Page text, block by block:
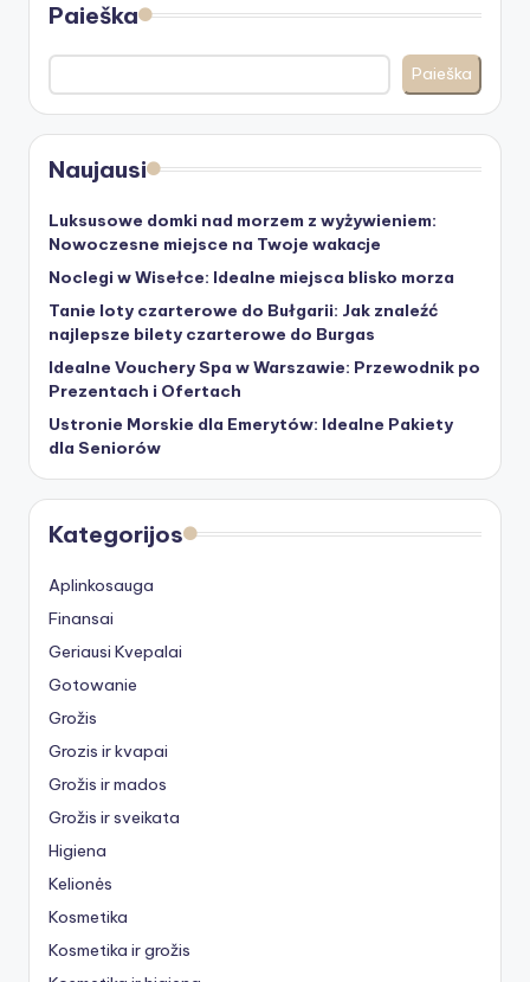
Paieška
Paieška
Naujausi
Luksusowe domki nad morzem z wyżywieniem:
Nowoczesne miejsce na Twoje wakacje
Noclegi w Wisełce: Idealne miejsca blisko morza
Tanie loty czarterowe do Bułgarii: Jak znaleźć
najlepsze bilety czarterowe do Burgas
Idealne Vouchery Spa w Warszawie: Przewodnik po
Prezentach i Ofertach
Ustronie Morskie dla Emerytów: Idealne Pakiety
dla Seniorów
Kategorijos
Aplinkosauga
Finansai
Geriausi Kvepalai
Gotowanie
Grožis
Grozis ir kvapai
Grožis ir mados
Grožis ir sveikata
Higiena
Kelionės
Kosmetika
Kosmetika ir grožis